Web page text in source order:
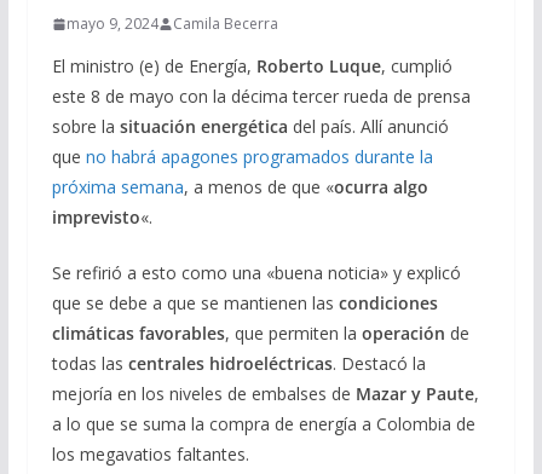
mayo 9, 2024 Camila Becerra
El ministro (e) de Energía, Roberto Luque, cumplió
este 8 de mayo con la décima tercer rueda de prensa
sobre la situación energética del país. Allí anunció
que no habrá apagones programados durante la
próxima semana, a menos de que «ocurra algo
imprevisto«.
Se refirió a esto como una «buena noticia» y explicó
que se debe a que se mantienen las condiciones
climáticas favorables, que permiten la operación de
todas las centrales hidroeléctricas. Destacó la
mejoría en los niveles de embalses de Mazar y Paute,
a lo que se suma la compra de energía a Colombia de
los megavatios faltantes.